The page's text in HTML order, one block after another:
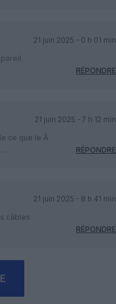
21 juin 2025 - 0 h 01 min
RÉPONDRE
21 juin 2025 - 7 h 12 min
ce que le À
RÉPONDRE
21 juin 2025 - 8 h 41 min
câbles
RÉPONDRE